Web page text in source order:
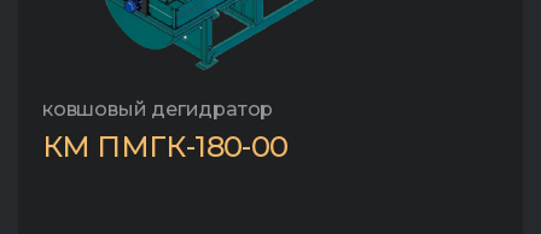
ковшовый дегидратор
КМ ПМГК-180-00